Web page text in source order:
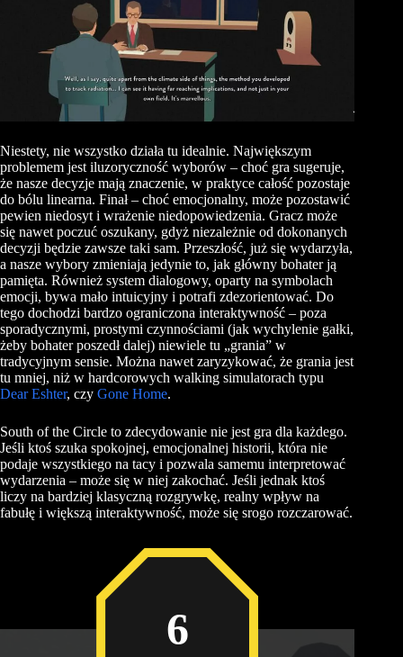
Niestety, nie wszystko działa tu idealnie. Największym
problemem jest iluzoryczność wyborów – choć gra sugeruje,
że nasze decyzje mają znaczenie, w praktyce całość pozostaje
do bólu linearna. Finał – choć emocjonalny, może pozostawić
pewien niedosyt i wrażenie niedopowiedzenia. Gracz może
się nawet poczuć oszukany, gdyż niezależnie od dokonanych
decyzji będzie zawsze taki sam. Przeszłość, już się wydarzyła,
a nasze wybory zmieniają jedynie to, jak główny bohater ją
pamięta. Również system dialogowy, oparty na symbolach
emocji, bywa mało intuicyjny i potrafi zdezorientować. Do
tego dochodzi bardzo ograniczona interaktywność – poza
sporadycznymi, prostymi czynnościami (jak wychylenie gałki,
żeby bohater poszedł dalej) niewiele tu „grania” w
tradycyjnym sensie. Można nawet zaryzykować, że grania jest
tu mniej, niż w hardcorowych walking simulatorach typu
Dear Eshter, czy Gone Home.
South of the Circle to zdecydowanie nie jest gra dla każdego.
Jeśli ktoś szuka spokojnej, emocjonalnej historii, która nie
podaje wszystkiego na tacy i pozwala samemu interpretować
wydarzenia – może się w niej zakochać. Jeśli jednak ktoś
liczy na bardziej klasyczną rozgrywkę, realny wpływ na
fabułę i większą interaktywność, może się srogo rozczarować.
6